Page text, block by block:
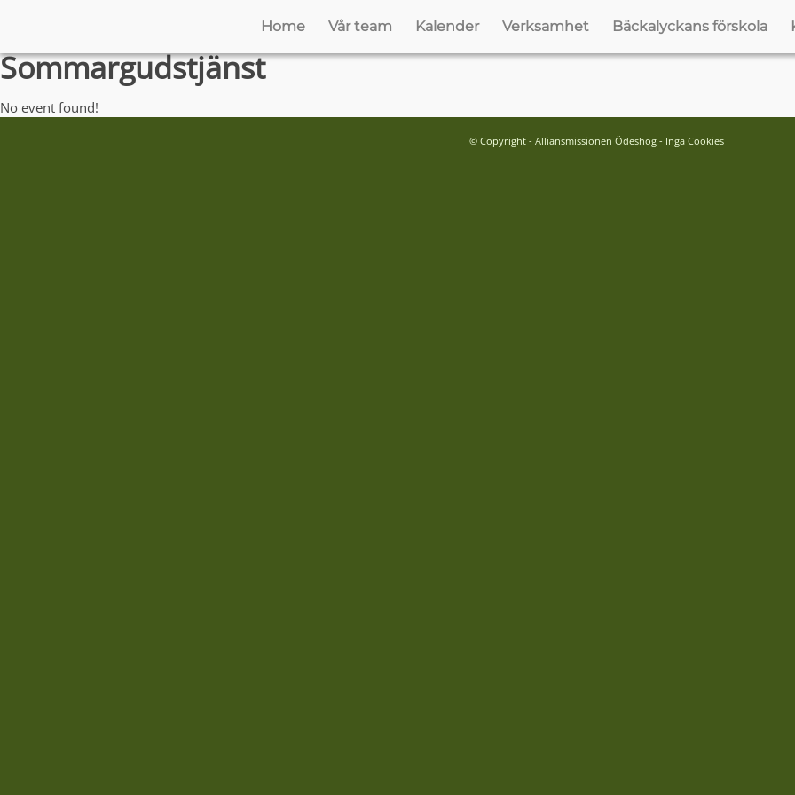
Home Vår team Kalender Verksamhet Bäckalyckans förskola
Sommargudstjänst
No event found!
© Copyright - Alliansmissionen Ödeshög - Inga Cookies